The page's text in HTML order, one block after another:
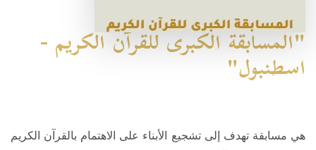
"المسابقة الكبرى للقرآن الكريم -
اسطنبول"
هي مسابقة تهدف إلى تشجيع الأبناء على الاهتمام بالقرآن الكريم